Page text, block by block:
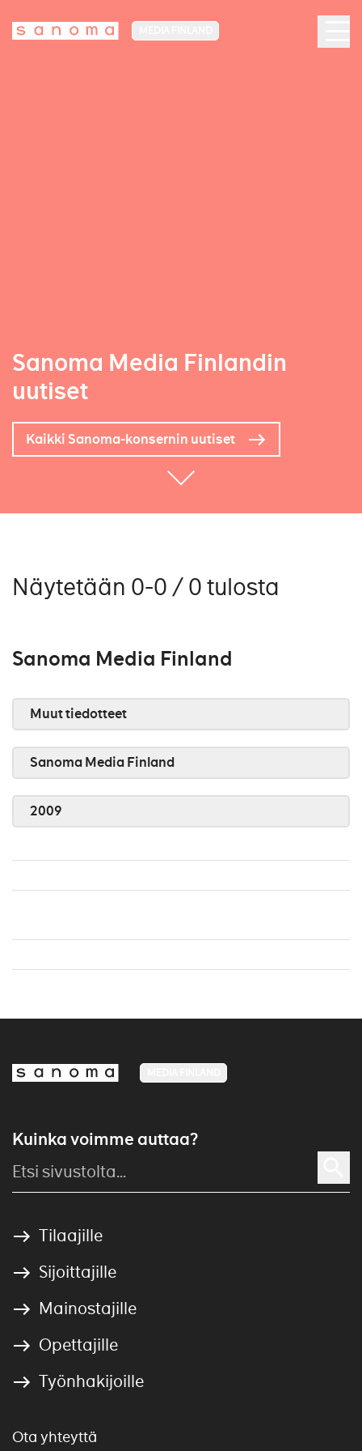
Sanoma Media Finlandin
uutiset
Kaikki Sanoma-konsernin uutiset
Näytetään 0-0 / 0 tulosta
Sanoma Media Finland
Muut tiedotteet
Sanoma Media Finland
2009
Kuinka voimme auttaa?
Tilaajille
Sijoittajille
Mainostajille
Opettajille
Työnhakijoille
Ota yhteyttä